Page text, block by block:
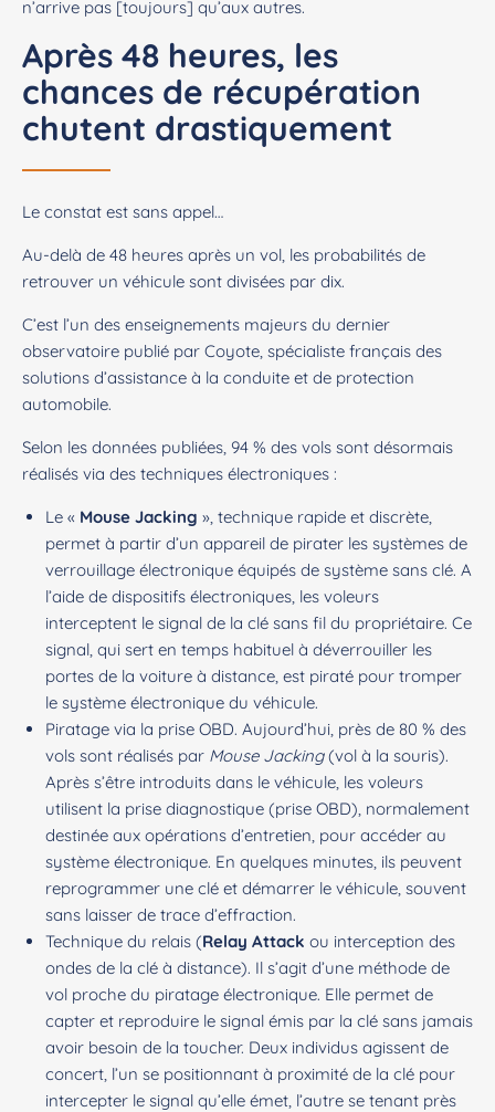
n’arrive pas [toujours] qu’aux autres.
Après 48 heures, les
chances de récupération
chutent drastiquement
Le constat est sans appel…
Au-delà de 48 heures après un vol, les probabilités de
retrouver un véhicule sont divisées par dix.
C’est l’un des enseignements majeurs du dernier
observatoire publié par Coyote, spécialiste français des
solutions d’assistance à la conduite et de protection
automobile.
Selon les données publiées, 94 % des vols sont désormais
réalisés via des techniques électroniques :
Le « Mouse Jacking », technique rapide et discrète,
permet à partir d’un appareil de pirater les systèmes de
verrouillage électronique équipés de système sans clé. A
l’aide de dispositifs électroniques, les voleurs
interceptent le signal de la clé sans fil du propriétaire. Ce
signal, qui sert en temps habituel à déverrouiller les
portes de la voiture à distance, est piraté pour tromper
le système électronique du véhicule.
Piratage via la prise OBD. Aujourd’hui, près de 80 % des
vols sont réalisés par Mouse Jacking(vol à la souris).
Après s’être introduits dans le véhicule, les voleurs
utilisent la prise diagnostique (prise OBD), normalement
destinée aux opérations d’entretien, pour accéder au
système électronique. En quelques minutes, ils peuvent
reprogrammer une clé et démarrer le véhicule, souvent
sans laisser de trace d’effraction.
Technique du relais (Relay Attack ou interception des
ondes de la clé à distance). Il s’agit d’une méthode de
vol proche du piratage électronique. Elle permet de
capter et reproduire le signal émis par la clé sans jamais
avoir besoin de la toucher. Deux individus agissent de
concert, l’un se positionnant à proximité de la clé pour
intercepter le signal qu’elle émet, l’autre se tenant près